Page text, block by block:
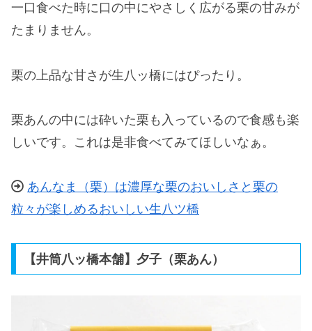
一口食べた時に口の中にやさしく広がる栗の甘みが
たまりません。
栗の上品な甘さが生八ッ橋にはぴったり。
栗あんの中には砕いた栗も入っているので食感も楽
しいです。これは是非食べてみてほしいなぁ。
あんなま（栗）は濃厚な栗のおいしさと栗の
粒々が楽しめるおいしい生八ツ橋
【井筒八ッ橋本舗】夕子（栗あん）